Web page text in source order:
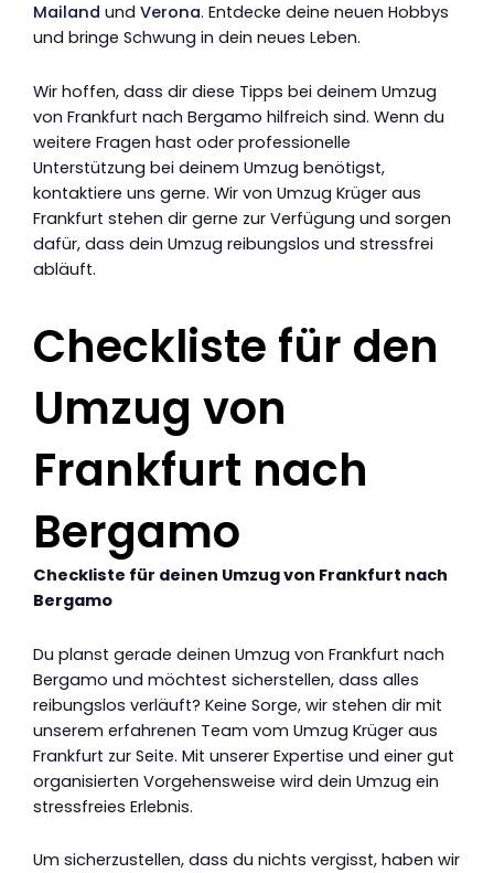
Mailand und Verona. Entdecke deine neuen Hobbys
und bringe Schwung in dein neues Leben.
Wir hoffen, dass dir diese Tipps bei deinem Umzug
von Frankfurt nach Bergamo hilfreich sind. Wenn du
weitere Fragen hast oder professionelle
Unterstützung bei deinem Umzug benötigst,
kontaktiere uns gerne. Wir von Umzug Krüger aus
Frankfurt stehen dir gerne zur Verfügung und sorgen
dafür, dass dein Umzug reibungslos und stressfrei
abläuft.
Checkliste für den
Umzug von
Frankfurt nach
Bergamo
Checkliste für deinen Umzug von Frankfurt nach
Bergamo
Du planst gerade deinen Umzug von Frankfurt nach
Bergamo und möchtest sicherstellen, dass alles
reibungslos verläuft? Keine Sorge, wir stehen dir mit
unserem erfahrenen Team vom Umzug Krüger aus
Frankfurt zur Seite. Mit unserer Expertise und einer gut
organisierten Vorgehensweise wird dein Umzug ein
stressfreies Erlebnis.
Um sicherzustellen, dass du nichts vergisst, haben wir